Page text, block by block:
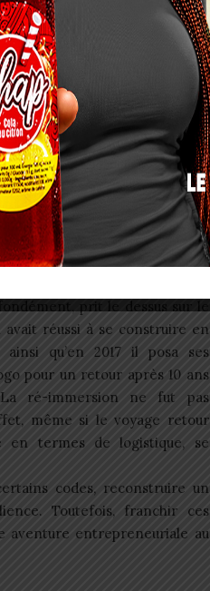
au travail et surtout une
de raffermir ses liens avec le
la richesse et les
à sa construction.
jeunes
une vie bien remplie en
resta pas sourd àl’appel du
pays. L’envie de contribuer au
économique local couplée à
avait réussi à se construire en
ainsi qu’en 2017 il posa ses
pour un retour après 10 ans
La ré-immersion ne fut pas
même si le voyage retour
en termes de logistique, se
codes, reconstruire un
Toutefois, franchir ces
aventure entrepreneuriale au